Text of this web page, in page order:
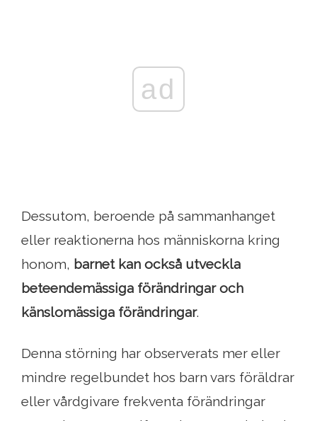
ad
Dessutom, beroende på sammanhanget
eller reaktionerna hos människorna kring
honom, barnet kan också utveckla
beteendemässiga förändringar och
känslomässiga förändringar.
Denna störning har observerats mer eller
mindre regelbundet hos barn vars föräldrar
eller vårdgivare frekventa förändringar